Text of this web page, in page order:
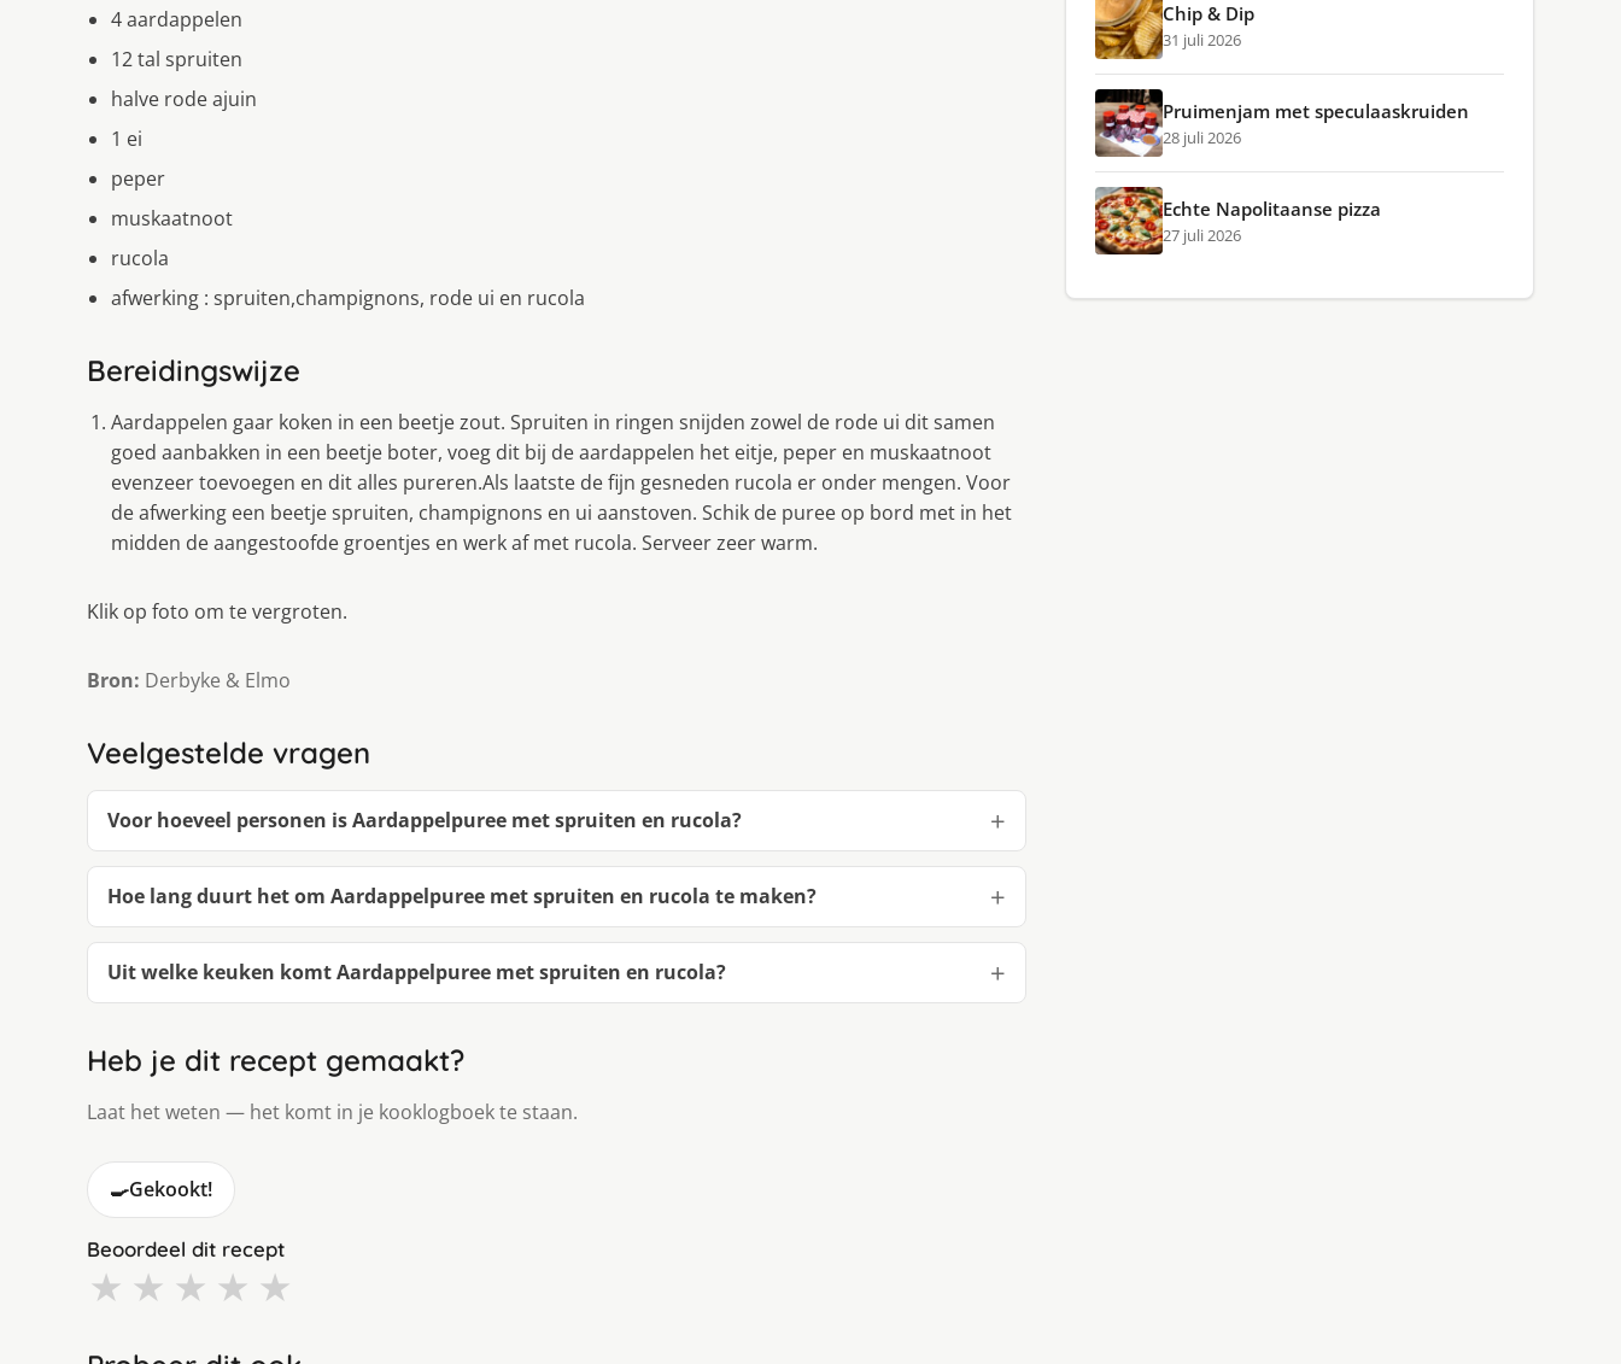
4 aardappelen
12 tal spruiten
halve rode ajuin
1 ei
peper
muskaatnoot
rucola
afwerking : spruiten,champignons, rode ui en rucola
Bereidingswijze
Aardappelen gaar koken in een beetje zout. Spruiten in ringen snijden zowel de rode ui dit samen
goed aanbakken in een beetje boter, voeg dit bij de aardappelen het eitje, peper en muskaatnoot
evenzeer toevoegen en dit alles pureren.Als laatste de fijn gesneden rucola er onder mengen. Voor
de afwerking een beetje spruiten, champignons en ui aanstoven. Schik de puree op bord met in het
midden de aangestoofde groentjes en werk af met rucola. Serveer zeer warm.
Klik op foto om te vergroten.
Bron: Derbyke & Elmo
Veelgestelde vragen
Voor hoeveel personen is Aardappelpuree met spruiten en rucola?
Hoe lang duurt het om Aardappelpuree met spruiten en rucola te maken?
Uit welke keuken komt Aardappelpuree met spruiten en rucola?
Heb je dit recept gemaakt?
Laat het weten — het komt in je kooklogboek te staan.
🍳Gekookt!
Beoordeel dit recept
★ ★ ★ ★ ★
Chip & Dip
31 juli 2026
Pruimenjam met speculaaskruiden
28 juli 2026
Echte Napolitaanse pizza
27 juli 2026